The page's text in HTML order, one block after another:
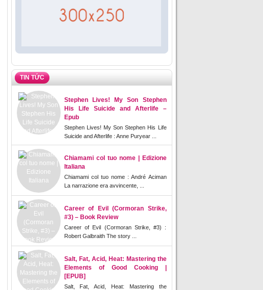
TIN TỨC
Stephen Lives! My Son Stephen
His Life Suicide and Afterlife –
Epub
Stephen Lives! My Son Stephen His Life
Suicide and Afterlife : Anne Puryear ...
Chiamami col tuo nome | Edizione
Italiana
Chiamami col tuo nome : André Aciman
La narrazione era avvincente, ...
Career of Evil (Cormoran Strike,
#3) – Book Review
Career of Evil (Cormoran Strike, #3) :
Robert Galbraith The story ...
Salt, Fat, Acid, Heat: Mastering the
Elements of Good Cooking |
[EPUB]
Salt, Fat, Acid, Heat: Mastering the